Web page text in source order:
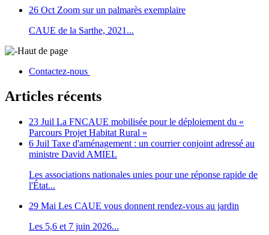
26 Oct Zoom sur un palmarès exemplaire
CAUE de la Sarthe, 2021...
Haut de page
Contactez-nous
Articles récents
23 Juil La FNCAUE mobilisée pour le déploiement du «
Parcours Projet Habitat Rural »
6 Juil Taxe d'aménagement : un courrier conjoint adressé au
ministre David AMIEL
Les associations nationales unies pour une réponse rapide de
l'État...
29 Mai Les CAUE vous donnent rendez-vous au jardin
Les 5,6 et 7 juin 2026...